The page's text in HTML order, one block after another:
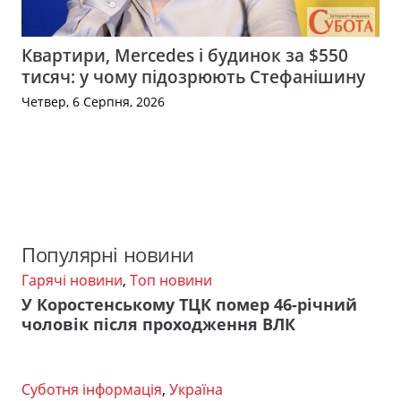
Квартири, Mercedes і будинок за $550
тисяч: у чому підозрюють Стефанішину
Четвер, 6 Серпня, 2026
Популярні новини
Гарячі новини, Топ новини
У Коростенському ТЦК помер 46-річний
чоловік після проходження ВЛК
Суботня інформація, Україна